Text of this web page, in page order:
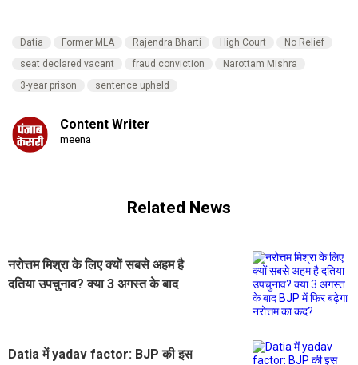
Datia Former MLA Rajendra Bharti High Court
No Relief
seat declared vacant
fraud conviction
Narottam Mishra
3-year prison
sentence upheld
Content Writer
meena
Related News
नरोत्तम मिश्रा के लिए क्यों सबसे अहम है
दतिया उपचुनाव? क्या 3 अगस्त के बाद
Datia में yadav factor: BJP की इस